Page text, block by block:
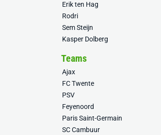
Erik ten Hag
Rodri
Sem Steijn
Kasper Dolberg
Teams
Ajax
FC Twente
PSV
Feyenoord
Paris Saint-Germain
SC Cambuur